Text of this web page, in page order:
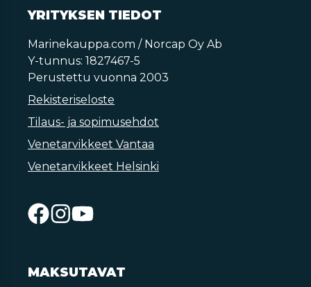
YRITYKSEN TIEDOT
Marinekauppa.com / Norcap Oy Ab
Y-tunnus: 1827467-5
Perustettu vuonna 2003
Rekisteriseloste
Tilaus- ja sopimusehdot
Venetarvikkeet Vantaa
Venetarvikkeet Helsinki
MAKSUTAVAT